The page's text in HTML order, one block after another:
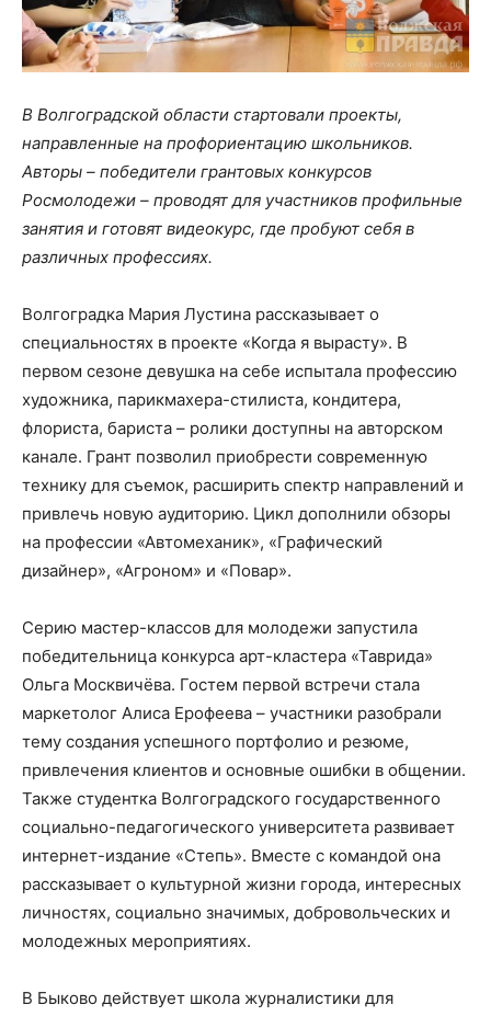
В Волгоградской области стартовали проекты,
направленные на профориентацию школьников.
Авторы – победители грантовых конкурсов
Росмолодежи – проводят для участников профильные
занятия и готовят видеокурс, где пробуют себя в
различных профессиях.
Волгоградка Мария Лустина рассказывает о
специальностях в проекте «Когда я вырасту». В
первом сезоне девушка на себе испытала профессию
художника, парикмахера-стилиста, кондитера,
флориста, бариста – ролики доступны на авторском
канале. Грант позволил приобрести современную
технику для съемок, расширить спектр направлений и
привлечь новую аудиторию. Цикл дополнили обзоры
на профессии «Автомеханик», «Графический
дизайнер», «Агроном» и «Повар».
Серию мастер-классов для молодежи запустила
победительница конкурса арт-кластера «Таврида»
Ольга Москвичëва. Гостем первой встречи стала
маркетолог Алиса Ерофеева – участники разобрали
тему создания успешного портфолио и резюме,
привлечения клиентов и основные ошибки в общении.
Также студентка Волгоградского государственного
социально-педагогического университета развивает
интернет-издание «Степь». Вместе с командой она
рассказывает о культурной жизни города, интересных
личностях, социально значимых, добровольческих и
молодежных мероприятиях.
В Быково действует школа журналистики для